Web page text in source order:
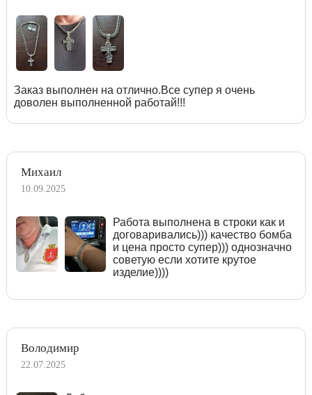
Заказ выполнен на отлично.Все супер я очень
доволен выполненной работай!!!
Михаил
10.09.2025
Работа выполнена в строки как и
договаривались))) качество бомба
и цена просто супер))) однозначно
советую если хотите крутое
изделие))))
Володимир
22.07.2025